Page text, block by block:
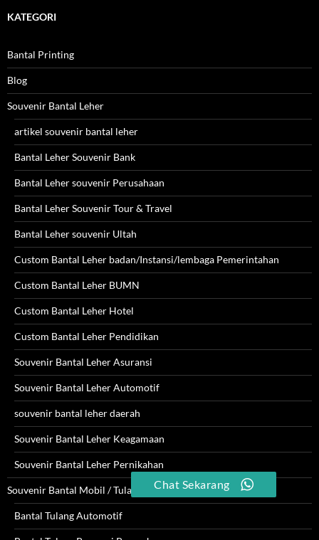
KATEGORI
Bantal Printing
Blog
Souvenir Bantal Leher
artikel souvenir bantal leher
Bantal Leher Souvenir Bank
Bantal Leher souvenir Perusahaan
Bantal Leher Souvenir Tour & Travel
Bantal Leher souvenir Ultah
Custom Bantal Leher badan/Instansi/lembaga Pemerintahan
Custom Bantal Leher BUMN
Custom Bantal Leher Hotel
Custom Bantal Leher Pendidikan
Souvenir Bantal Leher Asuransi
Souvenir Bantal Leher Automotif
souvenir bantal leher daerah
Souvenir Bantal Leher Keagamaan
Souvenir Bantal Leher Pernikahan
Souvenir Bantal Mobil / Tulang
Bantal Tulang Automotif
Chat Sekarang